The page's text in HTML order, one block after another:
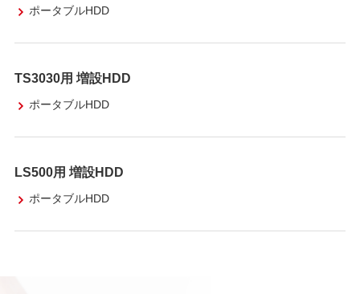
ポータブルHDD
TS3030用 増設HDD
ポータブルHDD
LS500用 増設HDD
ポータブルHDD